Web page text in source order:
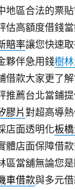
地區合法的票
估高額度借錢
賠率讓您快速
夥伴急用錢樹
借款大家更了
推薦台北當鋪
膠片對超高導
店面透明化板
體店面保障借
區當舖無論您
車借款與多元